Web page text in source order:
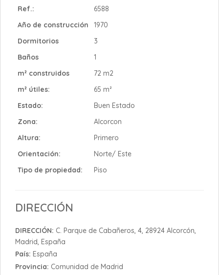
Ref.:
6588
Año de construcción
1970
Dormitorios
3
Baños
1
m² construidos
72 m2
m² útiles:
65 m²
Estado:
Buen Estado
Zona:
Alcorcon
Altura:
Primero
Orientación:
Norte/ Este
Tipo de propiedad:
Piso
DIRECCIÓN
DIRECCIÓN: C. Parque de Cabañeros, 4, 28924 Alcorcón,
Madrid, España
País: España
Provincia: Comunidad de Madrid